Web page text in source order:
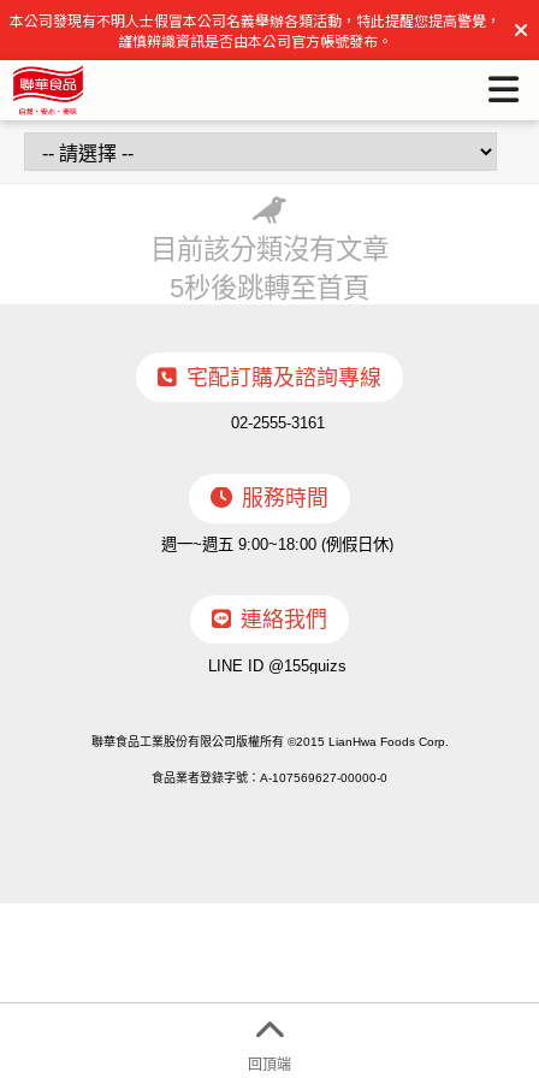
聯華食品官方網站 | 聯華食品官方網站
本公司發現有不明人士假冒本公司名義舉辦各類活動，特此提醒您提高警覺，
謹慎辨識資訊是否由本公司官方帳號發布。
目前該分類沒有文章
5秒後跳轉至首頁
宅配訂購及諮詢專線
02-2555-3161
服務時間
週一~週五 9:00~18:00 (例假日休)
連絡我們
LINE ID @155guizs
聯華食品工業股份有限公司版權所有 ©2015 LianHwa Foods Corp.
食品業者登錄字號：A-107569627-00000-0
回頂端